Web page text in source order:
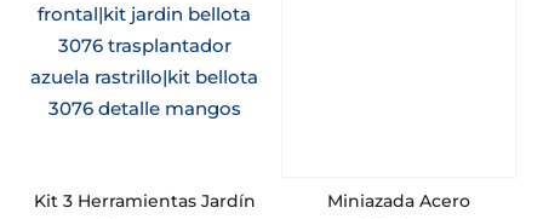
Kit 3 Herramientas Jardín
Miniazada Acero